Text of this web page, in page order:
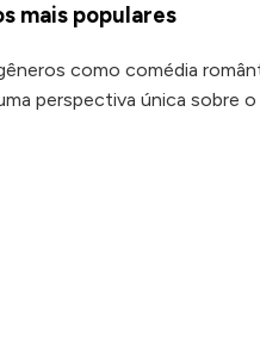
mais populares
como comédia
perspectiva única sobre